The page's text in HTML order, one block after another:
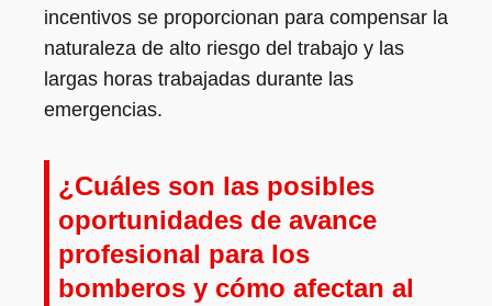
incentivos se proporcionan para compensar la
naturaleza de alto riesgo del trabajo y las
largas horas trabajadas durante las
emergencias.
¿Cuáles son las posibles
oportunidades de avance
profesional para los
bomberos y cómo afectan al